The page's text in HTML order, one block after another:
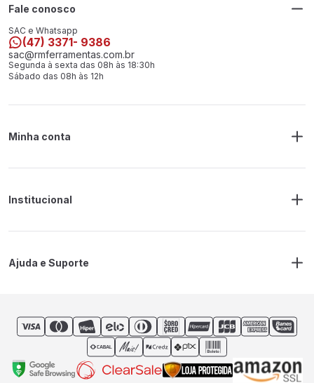
Fale conosco
SAC e Whatsapp
(47) 3371- 9386
sac@rmferramentas.com.br
Segunda à sexta das 08h às 18:30h
Sábado das 08h às 12h
Minha conta
Endereço de Entrega
Institucional
Politica de Privacidade
Ajuda e Suporte